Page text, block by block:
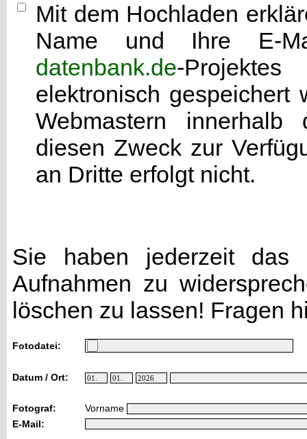
Mit dem Hochladen
Name und Ihre E-
datenbank.de-
elektronisch gespeichert
Webmastern
diesen Zweck zur
an Dritte erfolgt nicht.
Sie haben jederzeit das
Aufnahmen zu
löschen zu lassen! Fragen
Fotodatei:
Datum / Ort:
Fotograf:
Vorname
E-Mail: